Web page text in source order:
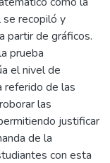
se recopiló y
partir de gráficos.
prueba
el nivel de
de las
las
justificar
de la
con esta